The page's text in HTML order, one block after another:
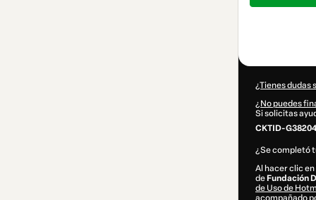
118,20 US$
¿Tienes dudas
¿No puedes
Si solicitas
CKTID-
¿Se completó
Al hacer clic
de Fundación
de Uso de